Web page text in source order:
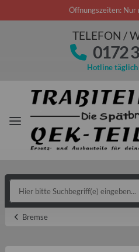
Öffnungszeiten: Nur
TELEFON /
0172
Hotline
Bremse